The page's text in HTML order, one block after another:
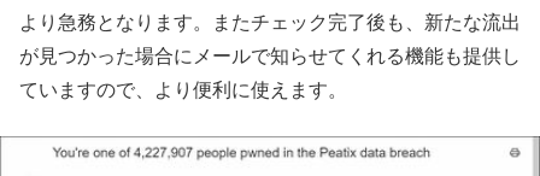
より急務となります。またチェック完了後も、新たな流出
が見つかった場合にメールで知らせてくれる機能も提供し
ていますので、より便利に使えます。